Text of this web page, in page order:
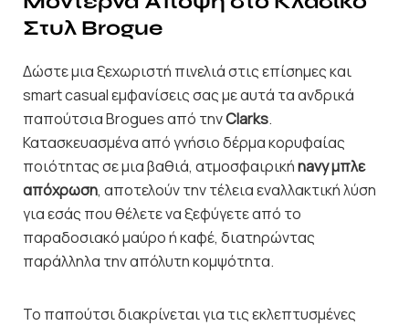
Στυλ Brogue
Δώστε μια ξεχωριστή πινελιά στις επίσημες και
smart casual εμφανίσεις σας με αυτά τα ανδρικά
παπούτσια Brogues από τηνClarks.
Κατασκευασμένα από γνήσιο δέρμα κορυφαίας
ποιότητας σε μια βαθιά, ατμοσφαιρικήnavy μπλε
απόχρωση, αποτελούν την τέλεια εναλλακτική λύση
για εσάς που θέλετε να ξεφύγετε από το
παραδοσιακό μαύρο ή καφέ, διατηρώντας
παράλληλα την απόλυτη κομψότητα.
Το παπούτσι διακρίνεται για τις εκλεπτυσμένες